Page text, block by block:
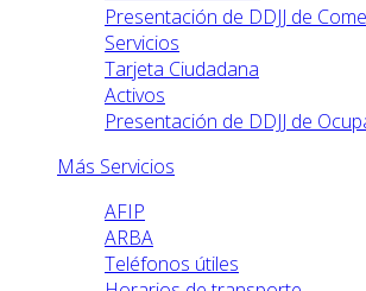
Presentación de DDJJ de
Servicios
Tarjeta Ciudadana
Activos
Presentación de DDJJ de
Más Servicios
AFIP
ARBA
Teléfonos útiles